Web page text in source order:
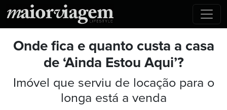
Onde fica e quanto custa a casa
de ‘Ainda Estou Aqui’?
Imóvel que serviu de locação para o
longa está a venda